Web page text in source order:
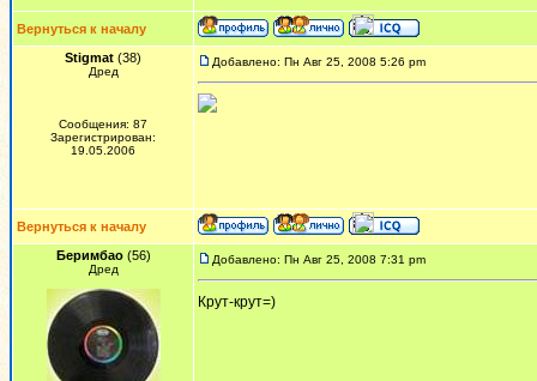
Вернуться к началу
Stigmat (38)
Дред
Сообщения: 87
Зарегистрирован:
19.05.2006
Добавлено: Пн Авг 25, 2008 5:26 pm
Вернуться к началу
Беримбао(56)
Дред
Добавлено: Пн Авг 25, 2008 7:31 pm
Крут-крут=)